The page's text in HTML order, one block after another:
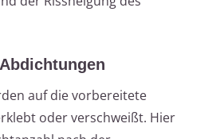
auf die vorbereitete
oder verschweißt. Hier